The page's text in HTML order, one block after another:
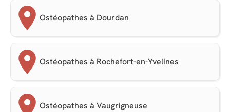
Ostéopathes à Dourdan
Ostéopathes à Rochefort-en-Yvelines
Ostéopathes à Vaugrigneuse